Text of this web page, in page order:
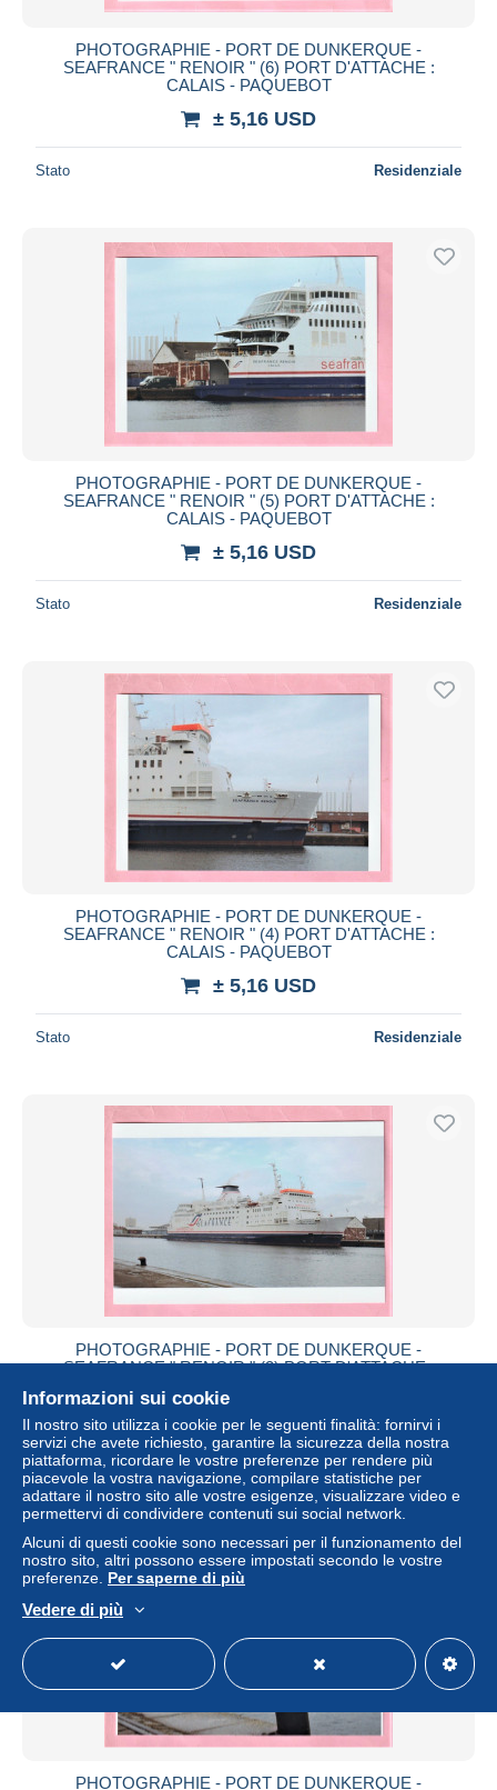
PHOTOGRAPHIE - PORT DE DUNKERQUE -
SEAFRANCE " RENOIR " (6) PORT D'ATTACHE :
CALAIS - PAQUEBOT
± 5,16 USD
Stato Residenziale
PHOTOGRAPHIE - PORT DE DUNKERQUE -
SEAFRANCE " RENOIR " (5) PORT D'ATTACHE :
CALAIS - PAQUEBOT
± 5,16 USD
Stato Residenziale
PHOTOGRAPHIE - PORT DE DUNKERQUE -
SEAFRANCE " RENOIR " (4) PORT D'ATTACHE :
CALAIS - PAQUEBOT
± 5,16 USD
Stato Residenziale
PHOTOGRAPHIE - PORT DE DUNKERQUE -
SEAFRANCE " RENOIR " (3) PORT D'ATTACHE :
± 5,16 USD
Stato Residenziale
PHOTOGRAPHIE - PORT DE DUNKERQUE -
Informazioni sui cookie
Il nostro sito utilizza i cookie per le seguenti finalità: fornirvi i
servizi che avete richiesto, garantire la sicurezza della nostra
piattaforma, ricordare le vostre preferenze per rendere più
piacevole la vostra navigazione, compilare statistiche per
adattare il nostro sito alle vostre esigenze, visualizzare video e
permettervi di condividere contenuti sui social network.
Alcuni di questi cookie sono necessari per il funzionamento del
nostro sito, altri possono essere impostati secondo le vostre
preferenze. Per saperne di più
Vedere di più